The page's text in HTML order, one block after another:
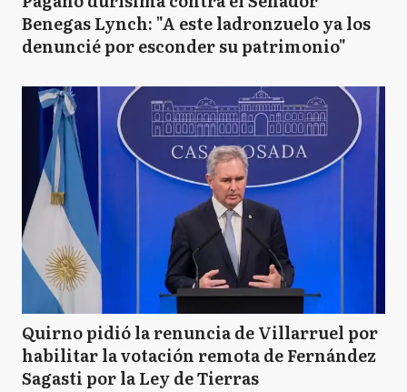
Benegas Lynch: "A este ladronzuelo ya los
denuncié por esconder su patrimonio"
Quirno pidió la renuncia de Villarruel por
habilitar la votación remota de Fernández
Sagasti por la Ley de Tierras